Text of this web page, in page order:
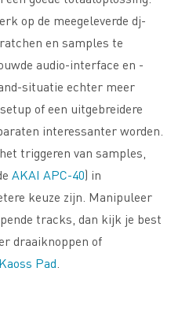
op de meegeleverde dj-
en samples te
audio-interface en -
situatie echter meer
of een uitgebreidere
interessanter worden.
triggeren van samples,
AKAI APC-40) in
keuze zijn. Manipuleer
tracks, dan kijk je best
draaiknoppen of
Pad